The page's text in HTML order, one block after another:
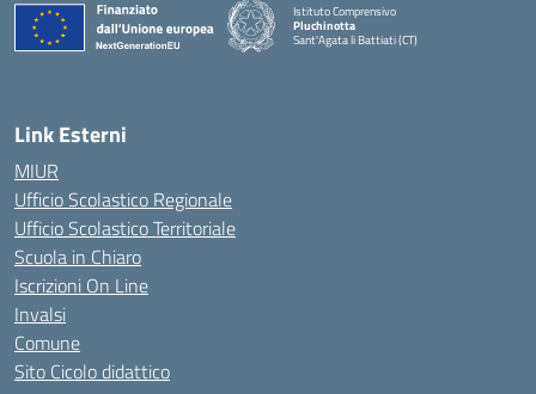
Istituto Comprensivo
Pluchinotta
Sant'Agata li Battiati (CT)
— Visita la pagina iniziale della scuola
Link Esterni
MIUR
Ufficio Scolastico Regionale
Ufficio Scolastico Territoriale
Scuola in Chiaro
Iscrizioni On Line
Invalsi
Comune
Sito Cicolo didattico